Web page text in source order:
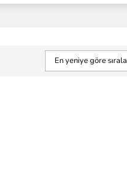
En yeniye göre sırala